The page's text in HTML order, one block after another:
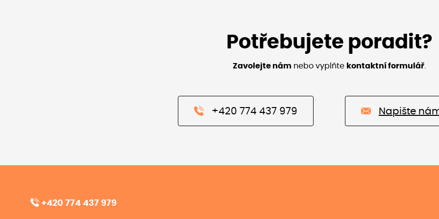
Potřebujete poradit?
Zavolejte nám nebo vyplňte kontaktní formulář.
+420 774 437 979 Napište
+420 774 437 979